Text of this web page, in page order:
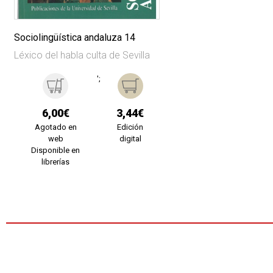
Sociolingüística andaluza 14
Léxico del habla culta de Sevilla
6,00€
Agotado en
web
Disponible en
librerías
';
3,44€
Edición
digital